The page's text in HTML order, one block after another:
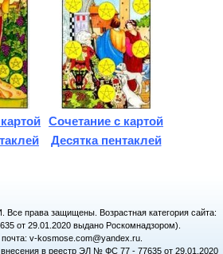
Сочетание с картой
Десятка пентаклей
Все права защищены. Возрастная категория сайта:
от 29.01.2020 выдано Роскомнадзором).
v-kosmose.com@yandex.ru.
в реестр ЭЛ № ФС 77 - 77635 от 29.01.2020